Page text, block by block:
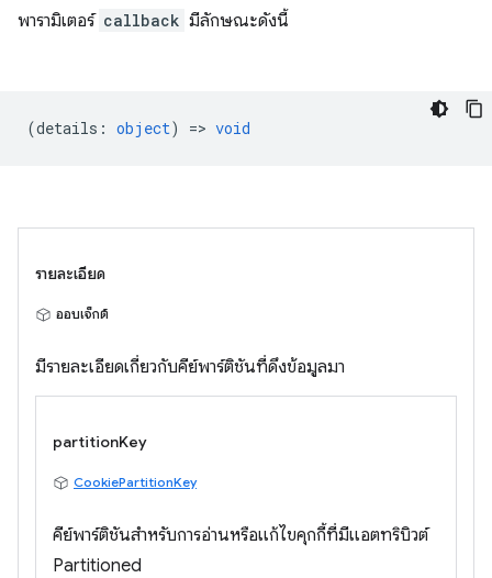
พารามิเตอร์ callback มีลักษณะดังนี้
(details : object) => void
รายละเอียด
ออบเจ็กต์
มีรายละเอียดเกี่ยวกับคีย์พาร์ติชันที่ดึงข้อมูลมา
partitionKey
CookiePartitionKey
คีย์พาร์ติชันสำหรับการอ่านหรือแก้ไขคุกกี้ที่มีแอตทริบิวต์
Partitioned